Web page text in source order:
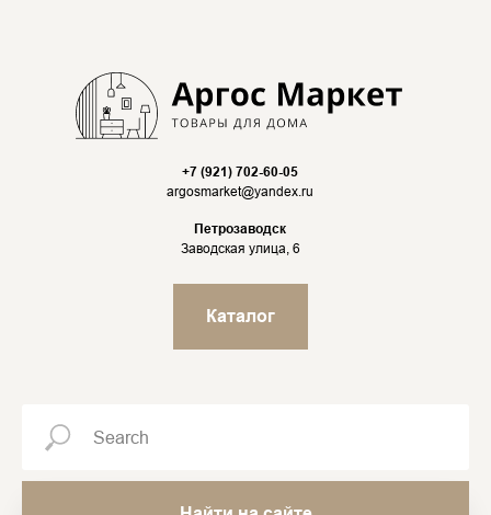
+7 (921) 702-60-05
argosmarket@yandex.ru
Петрозаводск
Заводская улица, 6
Каталог